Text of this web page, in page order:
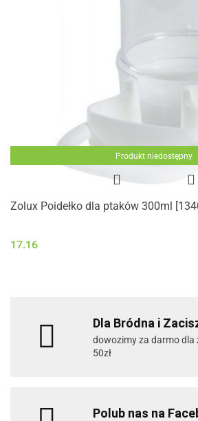
Produkt niedostępny
Zolux Poidełko dla ptaków 300ml
17.16
Dla Bródna i
dowozimy za darmo dla
50zł
Polub nas na